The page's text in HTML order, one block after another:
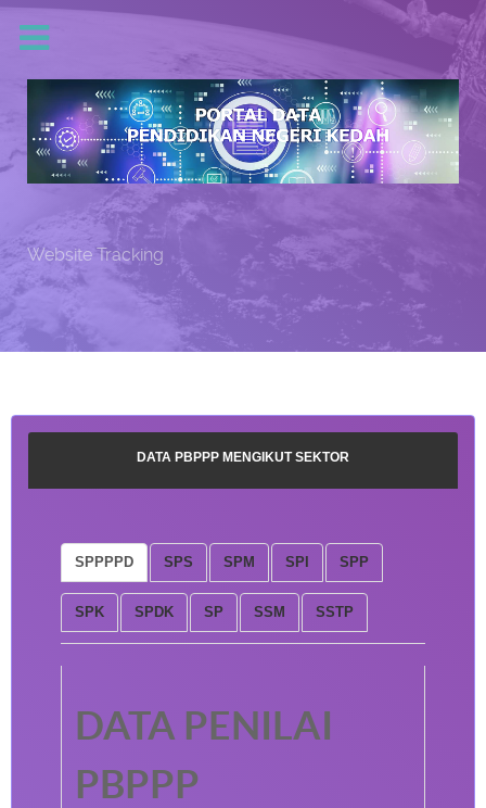
Website Tracking
DATA PBPPP MENGIKUT SEKTOR
SPPPPD SPS SPM SPI SPP
SPK SPDK SP SSM SSTP
DATA PENILAI
PBPPP